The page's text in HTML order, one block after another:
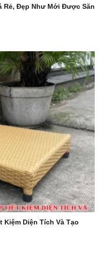
Rẻ, Đẹp Như Mới Được Săn
Kiệm Diện Tích Và Tạo